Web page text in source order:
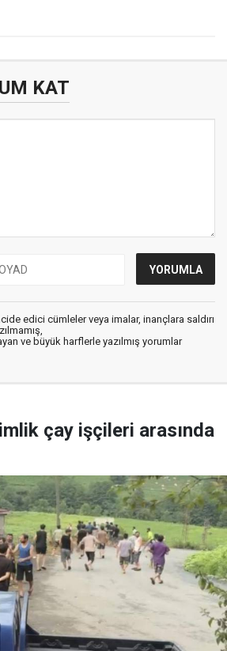
KAT
edici cümleler veya imalar, inançlara saldırı
ve büyük harflerle yazılmış yorumlar
çay işçileri arasında